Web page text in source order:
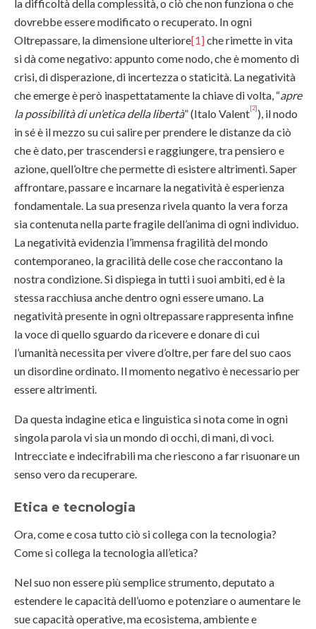
la difficoltà della complessità, o ciò che non funziona o che
dovrebbe essere modificato o recuperato. In ogni
Oltrepassare, la dimensione ulteriore[1]che rimette in vita
si dà come negativo: appunto come nodo, che è momento di
crisi, di disperazione, di incertezza o staticità. La negatività
che emerge è però inaspettatamente la chiave di volta, “apre
la possibilità di un’etica della libertà” (Italo Valent[2]), il nodo
in sé è il mezzo su cui salire per prendere le distanze da ciò
che è dato, per trascendersi e raggiungere, tra pensiero e
azione, quell’oltre che permette di esistere altrimenti. Saper
affrontare, passare e incarnare la negatività è esperienza
fondamentale. La sua presenza rivela quanto la vera forza
sia contenuta nella parte fragile dell’anima di ogni individuo.
La negatività evidenzia l’immensa fragilità del mondo
contemporaneo, la gracilità delle cose che raccontano la
nostra condizione. Si dispiega in tutti i suoi ambiti, ed è la
stessa racchiusa anche dentro ogni essere umano. La
negatività presente in ogni oltrepassare rappresenta infine
la voce di quello sguardo da ricevere e donare di cui
l’umanità necessita per vivere d’oltre, per fare del suo caos
un disordine ordinato. Il momento negativo è necessario per
essere altrimenti.
Da questa indagine etica e linguistica si nota come in ogni
singola parola vi sia un mondo di occhi, di mani, di voci.
Intrecciate e indecifrabili ma che riescono a far risuonare un
senso vero da recuperare.
Etica e tecnologia
Ora, come e cosa tutto ciò si collega con la tecnologia?
Come si collega la tecnologia all’etica?
Nel suo non essere più semplice strumento, deputato a
estendere le capacità dell’uomo e potenziare o aumentare le
sue capacità operative, ma ecosistema, ambiente e